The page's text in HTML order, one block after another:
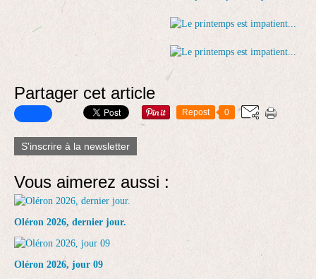
Partager cet article
Repost 0
S'inscrire à la newsletter
Vous aimerez aussi :
Oléron 2026, dernier jour.
Oléron 2026, jour 09